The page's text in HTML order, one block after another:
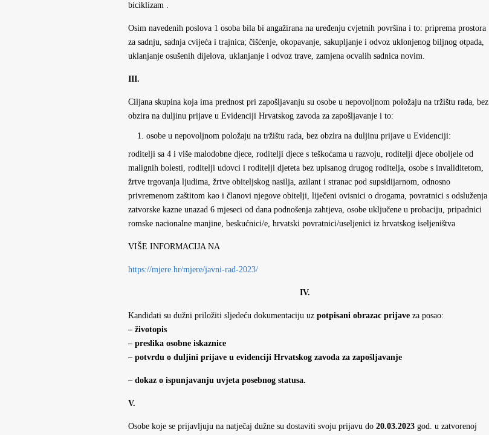
biciklizam .
Osim navedenih poslova 1 osoba bila bi angažirana na uređenju cvjetnih površina i to: priprema prostora
za sadnju, sadnja cvijeća i trajnica; čišćenje, okopavanje, sakupljanje i odvoz uklonjenog biljnog otpada,
uklanjanje osušenih dijelova, uklanjanje i odvoz trave, zamjena ocvalih sadnica novim.
III.
Ciljana skupina koja ima prednost pri zapošljavanju su osobe u nepovoljnom položaju na tržištu rada, bez
obzira na duljinu prijave u Evidenciji Hrvatskog zavoda za zapošljavanje i to:
osobe u nepovoljnom položaju na tržištu rada, bez obzira na duljinu prijave u Evidenciji:
roditelji sa 4 i više malodobne djece, roditelji djece s teškoćama u razvoju, roditelji djece oboljele od
malignih bolesti, roditelji udovci i roditelji djeteta bez upisanog drugog roditelja, osobe s invaliditetom,
žrtve trgovanja ljudima, žrtve obiteljskog nasilja, azilant i stranac pod supsidijarnom, odnosno
privremenom zaštitom kao i članovi njegove obitelji, liječeni ovisnici o drogama, povratnici s odsluženja
zatvorske kazne unazad 6 mjeseci od dana podnošenja zahtjeva, osobe uključene u probaciju, pripadnici
romske nacionalne manjine, beskućnici/e, hrvatski povratnici/useljenici iz hrvatskog iseljeništva
VIŠE INFORMACIJA NA
https://mjere.hr/mjere/javni-rad-2023/
IV.
Kandidati su dužni priložiti sljedeću dokumentaciju uz potpisani obrazac prijave za posao:
– životopis
– preslika osobne iskaznice
– potvrdu o duljini prijave u evidenciji Hrvatskog zavoda za zapošljavanje
– dokaz o ispunjavanju uvjeta posebnog statusa.
V.
Osobe koje se prijavljuju na natječaj dužne su dostaviti svoju prijavu do 20.03.2023 god. u zatvorenoj